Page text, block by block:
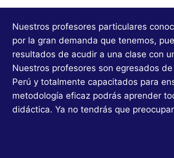
Nuestros profesores particulares
por la gran demanda que tenemos,
resultados de acudir a una clase con
Nuestros profesores son egresados
Perú y totalmente capacitados para
metodología eficaz podrás aprender
didáctica. Ya no tendrás que